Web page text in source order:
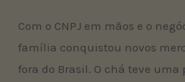
Com o CNPJ em mãos e o
família conquistou novos
fora do Brasil. O chá teve